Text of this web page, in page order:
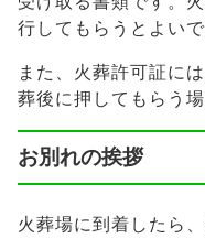
行してもらうとよいで
また、火葬許可証に
葬後に押してもらう
お別れの挨拶
火葬場に到着したら